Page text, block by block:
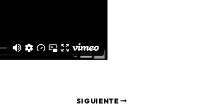
SIGUIENTE